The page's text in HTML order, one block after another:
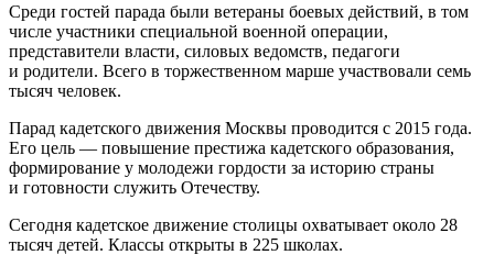
Среди гостей парада были ветераны боевых действий, в том
числе участники специальной военной операции,
представители власти, силовых ведомств, педагоги
и родители. Всего в торжественном марше участвовали семь
тысяч человек.
Парад кадетского движения Москвы проводится с 2015 года.
Его цель — повышение престижа кадетского образования,
формирование у молодежи гордости за историю страны
и готовности служить Отечеству.
Сегодня кадетское движение столицы охватывает около 28
тысяч детей. Классы открыты в 225 школах.